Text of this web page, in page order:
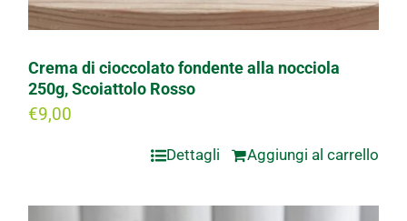
Crema di cioccolato fondente alla nocciola
250g, Scoiattolo Rosso
€9,00
Aggiungi al carrello
Dettagli